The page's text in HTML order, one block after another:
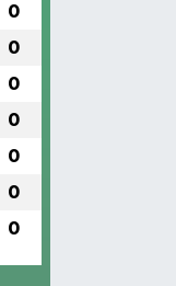
0
0
0
0
0
0
0